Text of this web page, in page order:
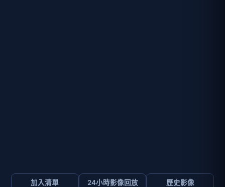
加入清單 24小時影像回放 歷史影像